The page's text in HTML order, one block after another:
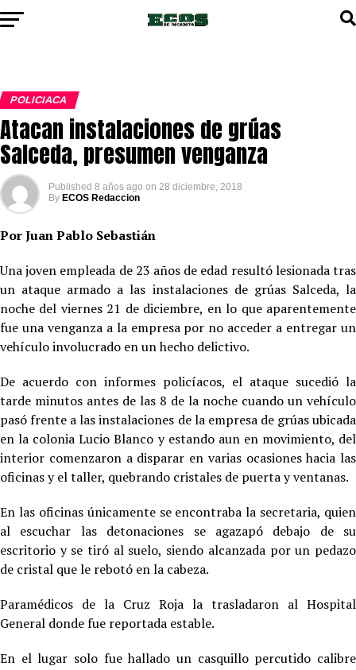
POLICIACA
Atacan instalaciones de grúas
Salceda, presumen venganza
Published 8 años ago on 28 diciembre, 2018
By ECOS Redaccion
Por Juan Pablo Sebastián
Una joven empleada de 23 años de edad resultó lesionada tras
un ataque armado a las instalaciones de grúas Salceda, la
noche del viernes 21 de diciembre, en lo que aparentemente
fue una venganza a la empresa por no acceder a entregar un
vehículo involucrado en un hecho delictivo.
De acuerdo con informes policíacos, el ataque sucedió la
tarde minutos antes de las 8 de la noche cuando un vehículo
pasó frente a las instalaciones de la empresa de grúas ubicada
en la colonia Lucio Blanco y estando aun en movimiento, del
interior comenzaron a disparar en varias ocasiones hacia las
oficinas y el taller, quebrando cristales de puerta y ventanas.
En las oficinas únicamente se encontraba la secretaria, quien
al escuchar las detonaciones se agazapó debajo de su
escritorio y se tiró al suelo, siendo alcanzada por un pedazo
de cristal que le rebotó en la cabeza.
Paramédicos de la Cruz Roja la trasladaron al Hospital
General donde fue reportada estable.
En el lugar solo fue hallado un casquillo percutido calibre